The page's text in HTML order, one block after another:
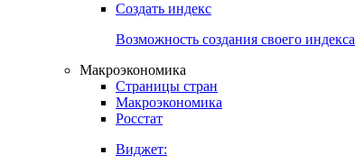
Создать индекс
Возможность создания своего индекса
Макроэкономика
Страницы стран
Макроэкономика
Росстат
Виджет: